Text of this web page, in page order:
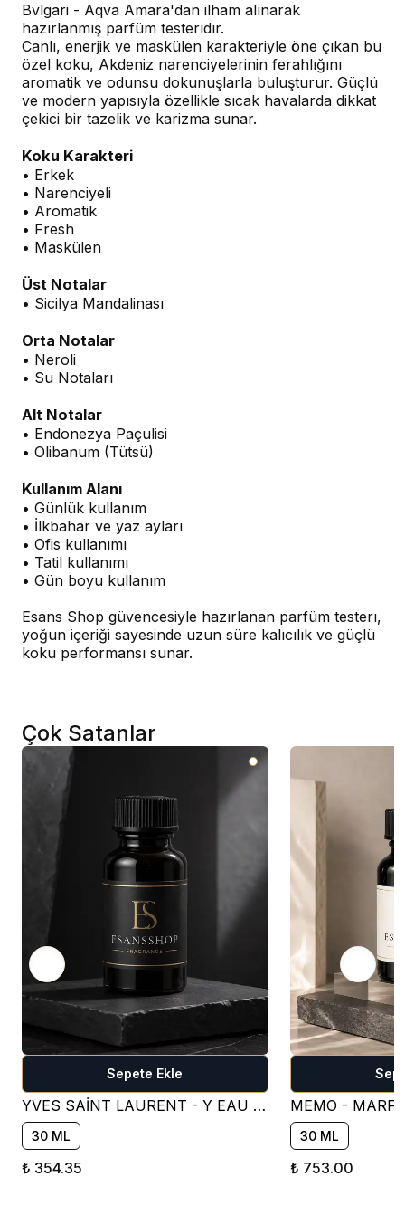
Bvlgari - Aqva Amara'dan ilham alınarak
hazırlanmış parfüm testerıdır.
Canlı, enerjik ve maskülen karakteriyle öne çıkan bu
özel koku, Akdeniz narenciyelerinin ferahlığını
aromatik ve odunsu dokunuşlarla buluşturur. Güçlü
ve modern yapısıyla özellikle sıcak havalarda dikkat
çekici bir tazelik ve karizma sunar.
Koku Karakteri
• Erkek
• Narenciyeli
• Aromatik
• Fresh
• Maskülen
Üst Notalar
• Sicilya Mandalinası
Orta Notalar
• Neroli
• Su Notaları
Alt Notalar
• Endonezya Paçulisi
• Olibanum (Tütsü)
Kullanım Alanı
• Günlük kullanım
• İlkbahar ve yaz ayları
• Ofis kullanımı
• Tatil kullanımı
• Gün boyu kullanım
Esans Shop güvencesiyle hazırlanan parfüm testerı,
yoğun içeriği sayesinde uzun süre kalıcılık ve güçlü
koku performansı sunar.
Çok Satanlar
Sepete Ekle
YVES SAİNT LAURENT - Y EAU DE PARFUM PARFÜM ESANSI ( TATLI )
30 ML
₺ 354.35
30 ML
₺ 753.00